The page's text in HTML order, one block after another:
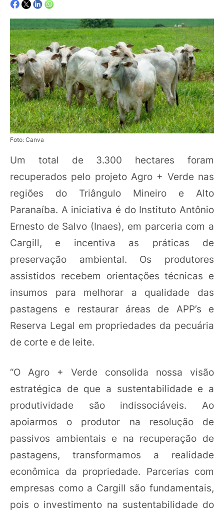
Foto: Canva
Um total de 3.300 hectares foram
recuperados pelo projeto Agro + Verde nas
regiões do Triângulo Mineiro e Alto
Paranaíba. A iniciativa é do Instituto Antônio
Ernesto de Salvo (Inaes), em parceria com a
Cargill, e incentiva as práticas de
preservação ambiental. Os produtores
assistidos recebem orientações técnicas e
insumos para melhorar a qualidade das
pastagens e restaurar áreas de APP’s e
Reserva Legal em propriedades da pecuária
de corte e de leite.
“O Agro + Verde consolida nossa visão
estratégica de que a sustentabilidade e a
produtividade são indissociáveis. Ao
apoiarmos o produtor na resolução de
passivos ambientais e na recuperação de
pastagens, transformamos a realidade
econômica da propriedade. Parcerias com
empresas como a Cargill são fundamentais,
pois o investimento na sustentabilidade do